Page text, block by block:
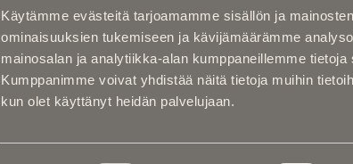
Käytämme evästeitä tarjoamamme sisällön ja
ominaisuuksien tukemiseen ja kävijämäärämme
mainosalan ja analytiikka-alan kumppaneillemme
Kumppanimme voivat yhdistää näitä tietoja muihin
kun olet käyttänyt heidän palvelujaan.
Kuolleita